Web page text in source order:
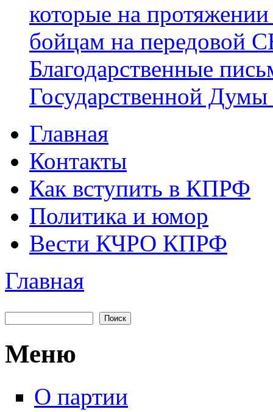
которые на
бойцам на передовой
Благодарственные
Государственной
Главное меню
Главная
Контакты
Как вступить в КПРФ
Политика и юмор
Вести КЧРО КПРФ
Вы здесь
Главная
Форма поиска
Меню
О партии